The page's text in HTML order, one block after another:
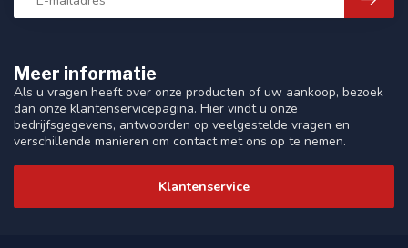
Meer informatie
Als u vragen heeft over onze producten of uw aankoop, bezoek
dan onze klantenservicepagina. Hier vindt u onze
bedrijfsgegevens, antwoorden op veelgestelde vragen en
verschillende manieren om contact met ons op te nemen.
Klantenservice